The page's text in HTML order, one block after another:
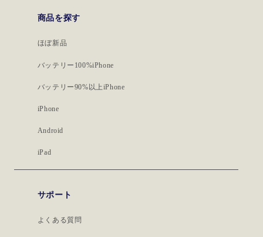
商品を探す
ほぼ新品
バッテリー100%iPhone
バッテリー90%以上iPhone
iPhone
Android
iPad
サポート
よくある質問